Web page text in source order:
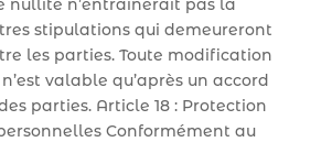
nullité n’entraînerait pas la
stipulations qui demeureront
les parties. Toute modification
valable qu’après un accord
parties. Article 18 : Protection
Conformément au